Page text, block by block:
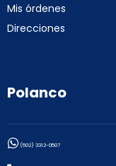
Mis órdenes
Direcciones
Polanco
(502) 3312-0507